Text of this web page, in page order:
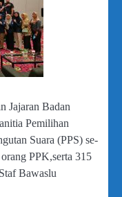
Jajaran Badan
Pemilihan
Suara (PPS) se-
PPK,serta 315
Bawaslu